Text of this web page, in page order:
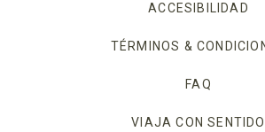
ACCESIBILIDAD
TÉRMINOS &
FAQ
VIAJA CON SENTIDO